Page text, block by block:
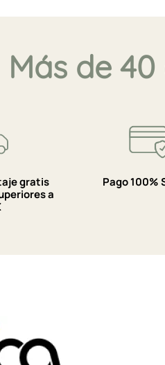
Más de
gratis
a
Pago 100%